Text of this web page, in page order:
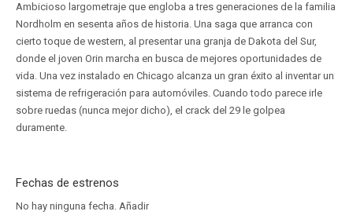
Ambicioso largometraje que engloba a tres generaciones de la familia
Nordholm en sesenta años de historia. Una saga que arranca con
cierto toque de western, al presentar una granja de Dakota del Sur,
donde el joven Orin marcha en busca de mejores oportunidades de
vida. Una vez instalado en Chicago alcanza un gran éxito al inventar un
sistema de refrigeración para automóviles. Cuando todo parece irle
sobre ruedas (nunca mejor dicho), el crack del 29 le golpea
duramente.
Fechas de estrenos
No hay ninguna fecha. Añadir